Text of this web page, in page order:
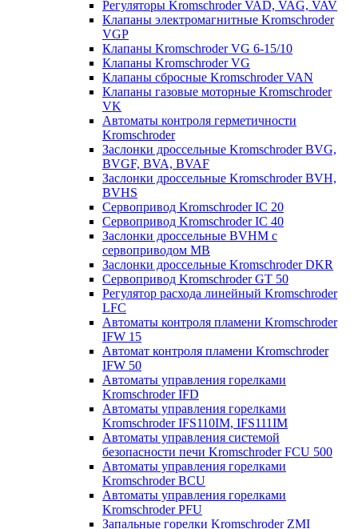
Регуляторы Kromschroder VAD, VAG, VAV
Клапаны электромагнитные Kromschroder
VGP
Клапаны Kromschroder VG 6-15/10
Клапаны Kromschroder VG
Клапаны сбросные Kromschroder VAN
Клапаны газовые моторные Kromschroder
VK
Автоматы контроля герметичности
Kromschroder
Заслонки дроссельные Kromschroder BVG,
BVGF, BVA, BVAF
Заслонки дроссельные Kromschroder BVH,
BVHS
Сервопривод Kromschroder IC 20
Сервопривод Kromschroder IC 40
Заслонки дроссельные BVHM с
сервоприводом МВ
Заслонки дроссельные Kromschroder DKR
Cервопривод Kromschroder GT 50
Регулятор расхода линейный Kromschroder
LFC
Автоматы контроля пламени Kromschroder
IFW 15
Автомат контроля пламени Kromschroder
IFW 50
Автоматы управления горелками
Kromschroder IFD
Автоматы управления горелками
Kromschroder IFS110IM, IFS111IM
Автоматы управления системой
безопасности печи Kromschroder FCU 500
Автоматы управления горелками
Kromschroder BCU
Автоматы управления горелками
Kromschroder PFU
Запальные горелки Kromschroder ZМI